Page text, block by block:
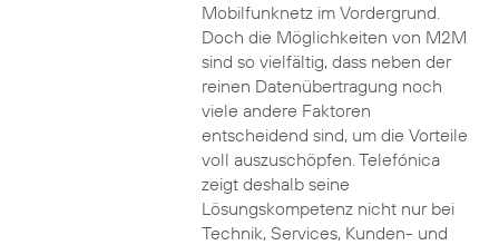
Mobilfunknetz im Vordergrund.
Doch die Möglichkeiten von M2M
sind so vielfältig, dass neben der
reinen Datenübertragung noch
viele andere Faktoren
entscheidend sind, um die Vorteile
voll auszuschöpfen. Telefónica
zeigt deshalb seine
Lösungskompetenz nicht nur bei
Technik, Services, Kunden- und